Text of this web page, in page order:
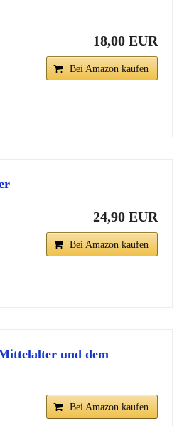
18,00 EUR
Bei Amazon kaufen
24,90 EUR
Bei Amazon kaufen
und dem
Bei Amazon kaufen